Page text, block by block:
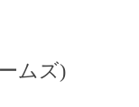
ムズ)